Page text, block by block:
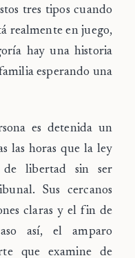
tres tipos cuando
realmente en juego,
hay una historia
esperando una
es detenida un
las horas que la ley
de libertad sin ser
Sus cercanos
claras y el fin de
así, el amparo
que examine de